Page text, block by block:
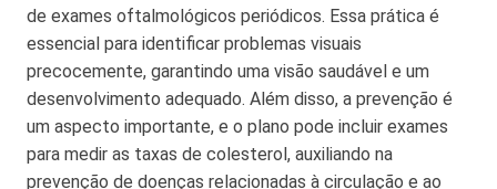
de exames oftalmológicos periódicos. Essa prática é
essencial para identificar problemas visuais
precocemente, garantindo uma visão saudável e um
desenvolvimento adequado. Além disso, a prevenção é
um aspecto importante, e o plano pode incluir exames
para medir as taxas de colesterol, auxiliando na
prevenção de doenças relacionadas à circulação e ao